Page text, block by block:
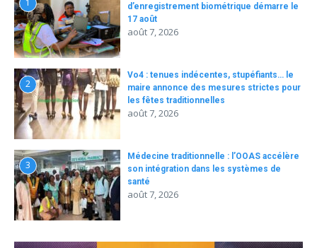
1
d’enregistrement biométrique démarre le
17 août
août 7, 2026
2
Vo4 : tenues indécentes, stupéfiants… le
maire annonce des mesures strictes pour
les fêtes traditionnelles
août 7, 2026
3
Médecine traditionnelle : l’OOAS accélère
son intégration dans les systèmes de
santé
août 7, 2026